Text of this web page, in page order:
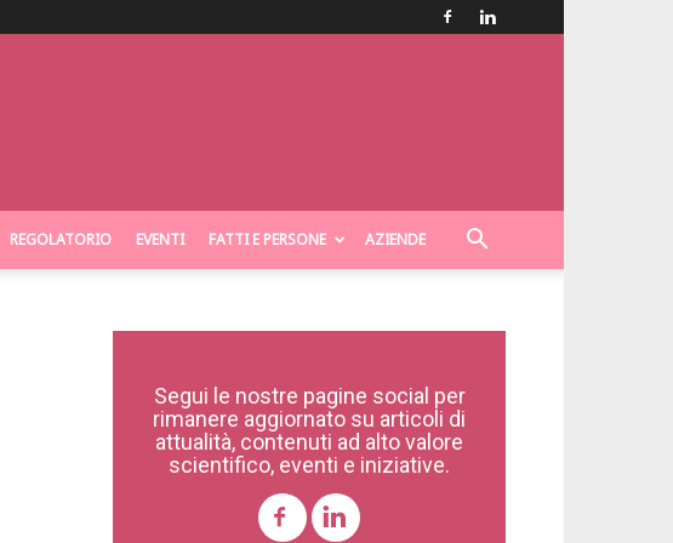
REGOLATORIO EVENTI FATTI E PERSONE AZIENDE
Segui le nostre pagine social per
rimanere aggiornato su articoli di
attualità, contenuti ad alto valore
scientifico, eventi e iniziative.